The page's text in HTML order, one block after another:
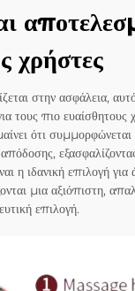
χρήστες
στην ασφάλεια,
τους πιο ευαίσθητους
ότι
η ιδανική επιλογή για
μια αξιόπιστη,
επιλογή.